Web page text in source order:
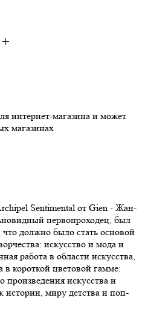
интернет-магазина и может
магазинах
Sentimental от Gien - Жан-
первопроходец, был
должно было стать основой
искусство и мода и
работа в области искусства,
короткой цветовой гамме:
искусства и
истории, миру детства и поп-